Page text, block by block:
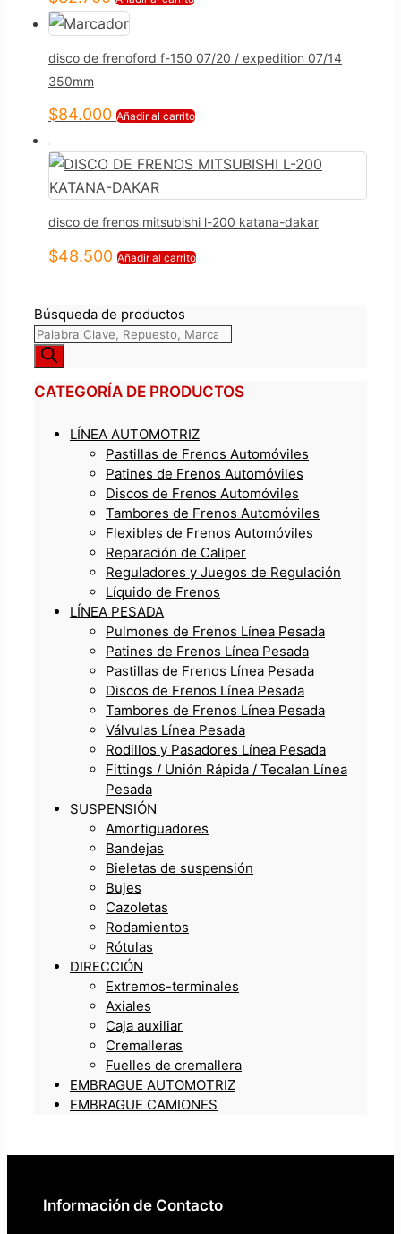
disco de frenoford f-150 07/20 / expedition 07/14
350mm
$84.000 Añadir al carrito
disco de frenos mitsubishi l-200 katana-dakar
$48.500 Añadir al carrito
Búsqueda de productos
CATEGORÍA DE PRODUCTOS
LÍNEA AUTOMOTRIZ
Pastillas de Frenos Automóviles
Patines de Frenos Automóviles
Discos de Frenos Automóviles
Tambores de Frenos Automóviles
Flexibles de Frenos Automóviles
Reparación de Caliper
Reguladores y Juegos de Regulación
Líquido de Frenos
LÍNEA PESADA
Pulmones de Frenos Línea Pesada
Patines de Frenos Línea Pesada
Pastillas de Frenos Línea Pesada
Discos de Frenos Línea Pesada
Tambores de Frenos Línea Pesada
Válvulas Línea Pesada
Rodillos y Pasadores Línea Pesada
Fittings / Unión Rápida / Tecalan Línea
Pesada
SUSPENSIÓN
Amortiguadores
Bandejas
Bieletas de suspensión
Bujes
Cazoletas
Rodamientos
Rótulas
DIRECCIÓN
Extremos-terminales
Axiales
Caja auxiliar
Cremalleras
Fuelles de cremallera
EMBRAGUE AUTOMOTRIZ
EMBRAGUE CAMIONES
Información de Contacto